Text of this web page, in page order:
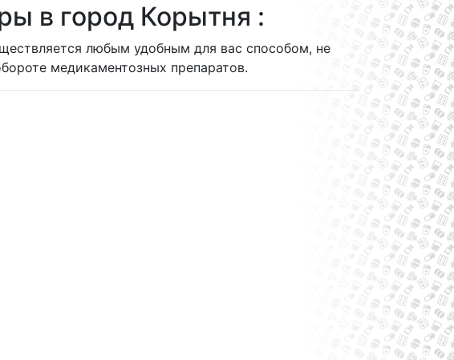
в город Корытня :
любым удобным для вас способом, не
медикаментозных препаратов.